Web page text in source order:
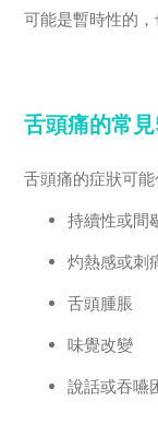
可能是暫時性的，
舌頭痛的常
舌頭痛的症狀可能
持續性或間
灼熱感或刺
舌頭腫脹
味覺改變
說話或吞嚥